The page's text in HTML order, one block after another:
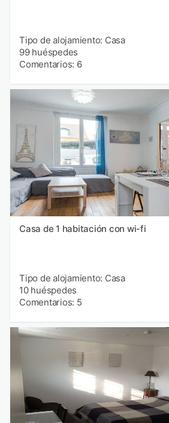
Tipo de alojamiento: Casa
99 huéspedes
Comentarios: 6
Casa de 1 habitación con wi-fi
Tipo de alojamiento: Casa
10 huéspedes
Comentarios: 5